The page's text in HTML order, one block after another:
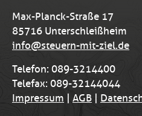
Max-Planck-Straße 17
85716 Unterschleißheim
info@steuern-mit-ziel.de
Telefon: 089-3214400
Telefax: 089-32144044
Impressum | AGB |